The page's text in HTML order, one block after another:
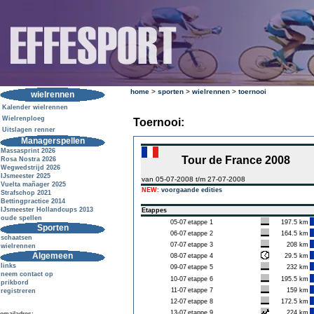
wielrennen
Kalender wielrennen
Wielrenploeg
Uitslagen renner
Managerspellen
Massasprint 2026
Rosa Nostra 2026
Wegwedstrijd 2026
IJsmeester 2025
Vuelta mañager 2025
Strafschop 2021
Bettingpractice 2014
IJsmeester Hollandcups 2013
oude spellen
Sporten
schaatsen
wielrennen
Algemeen
links
neem contact op
prikbord
registreren
home > sporten > wielrennen > toernooi
Toernooi:
Tour de France 2008
van 05-07-2008 t/m 27-07-2008
NEW: voorgaande edities
Etappes
05-07 etappe 1
197.5 km
06-07 etappe 2
164.5 km
07-07 etappe 3
208 km
08-07 etappe 4
29.5 km
09-07 etappe 5
232 km
10-07 etappe 6
195.5 km
11-07 etappe 7
159 km
12-07 etappe 8
172.5 km